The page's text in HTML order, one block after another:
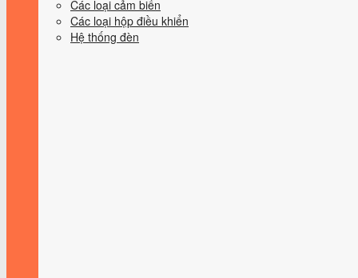
Các loại cảm biến
Các loại hộp điều khiển
Hệ thống đèn